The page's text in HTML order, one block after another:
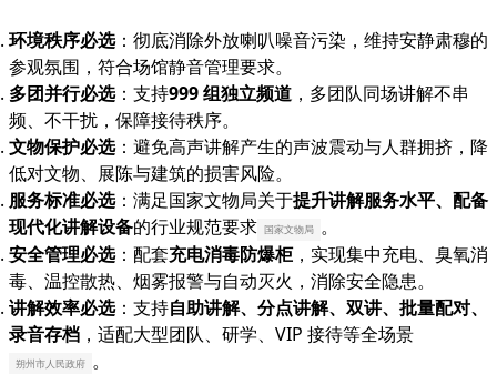
环境秩序必选：彻底消除外放喇叭噪音污染，维持安静肃穆的
参观氛围，符合场馆静音管理要求。
多团并行必选：支持999 组独立频道 ，多团队同场讲解不串
频、不干扰，保障接待秩序。
文物保护必选：避免高声讲解产生的声波震动与人群拥挤，降
低对文物、展陈与建筑的损害风险。
服务标准必选：满足国家文物局关于提升讲解服务水平、配备
现代化讲解设备的行业规范要求 国家文物局 。
安全管理必选：配套充电消毒防爆柜，实现集中充电、臭氧消
毒、温控散热、烟雾报警与自动灭火，消除安全隐患。
讲解效率必选：支持自助讲解、分点讲解、双讲、批量配对、
录音存档 ，适配大型团队、研学、VIP 接待等全场景
朔州市人民政府 。